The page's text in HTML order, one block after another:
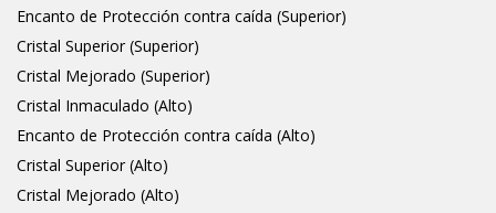
Encanto de Protección contra caída (Superior)
Cristal Superior (Superior)
Cristal Mejorado (Superior)
Cristal Inmaculado (Alto)
Encanto de Protección contra caída (Alto)
Cristal Superior (Alto)
Cristal Mejorado (Alto)